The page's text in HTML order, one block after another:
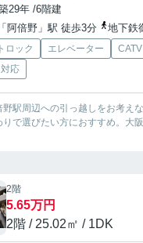
29年 /6階建
阿倍野」駅 徒歩3分
地下鉄御堂
ロック エレベーター CATV
応
駅周辺への引っ越しをお考え
で選びたい方におすすめ。大
2階
5.65万円
2階 / 25.02㎡ / 1DK